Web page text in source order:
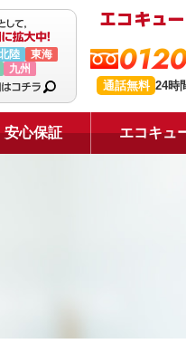
陸
東海
九州
通話無料 24時
安心保証 エコキュ